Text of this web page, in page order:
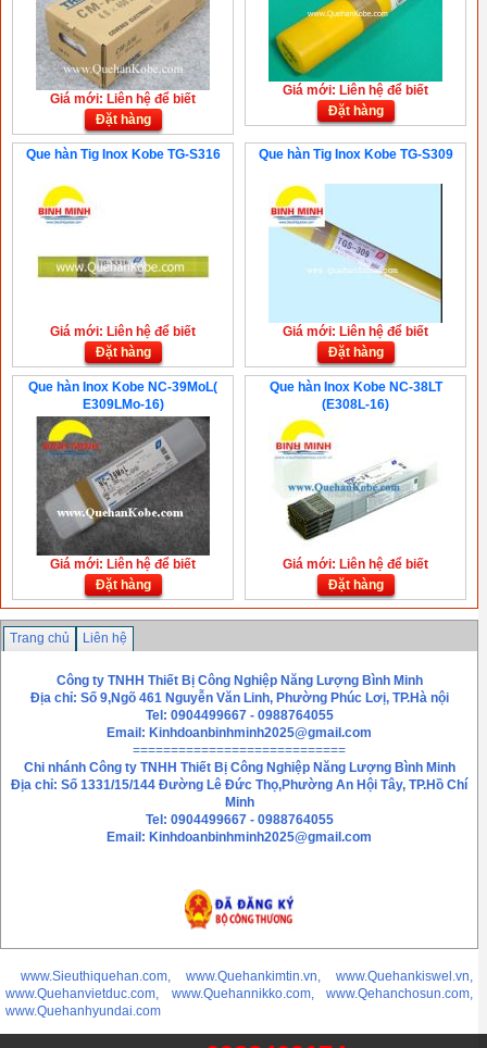
Giá mới: Liên hệ để biết
Đặt hàng
Giá mới: Liên hệ để biết
Đặt hàng
Que hàn Tig Inox Kobe TG-S316
Giá mới: Liên hệ để biết
Đặt hàng
Que hàn Tig Inox Kobe TG-S309
Giá mới: Liên hệ để biết
Đặt hàng
Que hàn Inox Kobe NC-39MoL(
E309LMo-16)
Giá mới: Liên hệ để biết
Đặt hàng
Que hàn Inox Kobe NC-38LT
(E308L-16)
Giá mới: Liên hệ để biết
Đặt hàng
Trang chủ Liên hệ
Công ty TNHH Thiết Bị Công Nghiệp Năng Lượng Bình Minh
Địa chỉ: Số 9,Ngõ 461 Nguyễn Văn Linh, Phường Phúc Lơị, TP.Hà nội
Tel: 0904499667 - 0988764055
Email: Kinhdoanbinhminh2025@gmail.com
============================
Chi nhánh Công ty TNHH Thiết Bị Công Nghiệp Năng Lượng Bình Minh
Địa chỉ: Số 1331/15/144 Đường Lê Đức Thọ,Phường An Hội Tây, TP.Hồ Chí
Minh
Tel: 0904499667 - 0988764055
Email: Kinhdoanbinhminh2025@gmail.com
www.Sieuthiquehan.com, www.Quehankimtin.vn, www.Quehankiswel.vn,
www.Quehanvietduc.com, www.Quehannikko.com, www.Qehanchosun.com,
www.Quehanhyundai.com